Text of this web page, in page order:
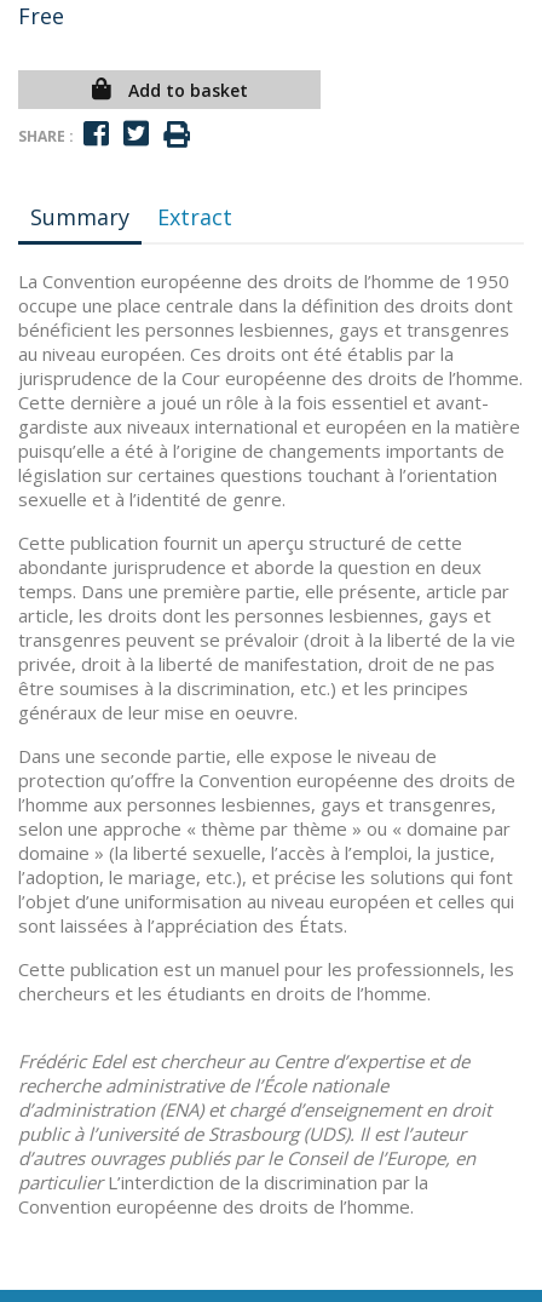
Free
Add to basket
SHARE :
Summary Extract
La Convention européenne des droits de l’homme de 1950
occupe une place centrale dans la définition des droits dont
bénéficient les personnes lesbiennes, gays et transgenres
au niveau européen. Ces droits ont été établis par la
jurisprudence de la Cour européenne des droits de l’homme.
Cette dernière a joué un rôle à la fois essentiel et avant-
gardiste aux niveaux international et européen en la matière
puisqu’elle a été à l’origine de changements importants de
législation sur certaines questions touchant à l’orientation
sexuelle et à l’identité de genre.
Cette publication fournit un aperçu structuré de cette
abondante jurisprudence et aborde la question en deux
temps. Dans une première partie, elle présente, article par
article, les droits dont les personnes lesbiennes, gays et
transgenres peuvent se prévaloir (droit à la liberté de la vie
privée, droit à la liberté de manifestation, droit de ne pas
être soumises à la discrimination, etc.) et les principes
généraux de leur mise en oeuvre.
Dans une seconde partie, elle expose le niveau de
protection qu’offre la Convention européenne des droits de
l’homme aux personnes lesbiennes, gays et transgenres,
selon une approche « thème par thème » ou « domaine par
domaine » (la liberté sexuelle, l’accès à l’emploi, la justice,
l’adoption, le mariage, etc.), et précise les solutions qui font
l’objet d’une uniformisation au niveau européen et celles qui
sont laissées à l’appréciation des États.
Cette publication est un manuel pour les professionnels, les
chercheurs et les étudiants en droits de l’homme.
Frédéric Edel est chercheur au Centre d’expertise et de
recherche administrative de l’École nationale
d’administration (ENA) et chargé d’enseignement en droit
public à l’université de Strasbourg (UDS). Il est l’auteur
d’autres ouvrages publiés par le Conseil de l’Europe, en
particulierL’interdiction de la discrimination par la
Convention européenne des droits de l’homme.